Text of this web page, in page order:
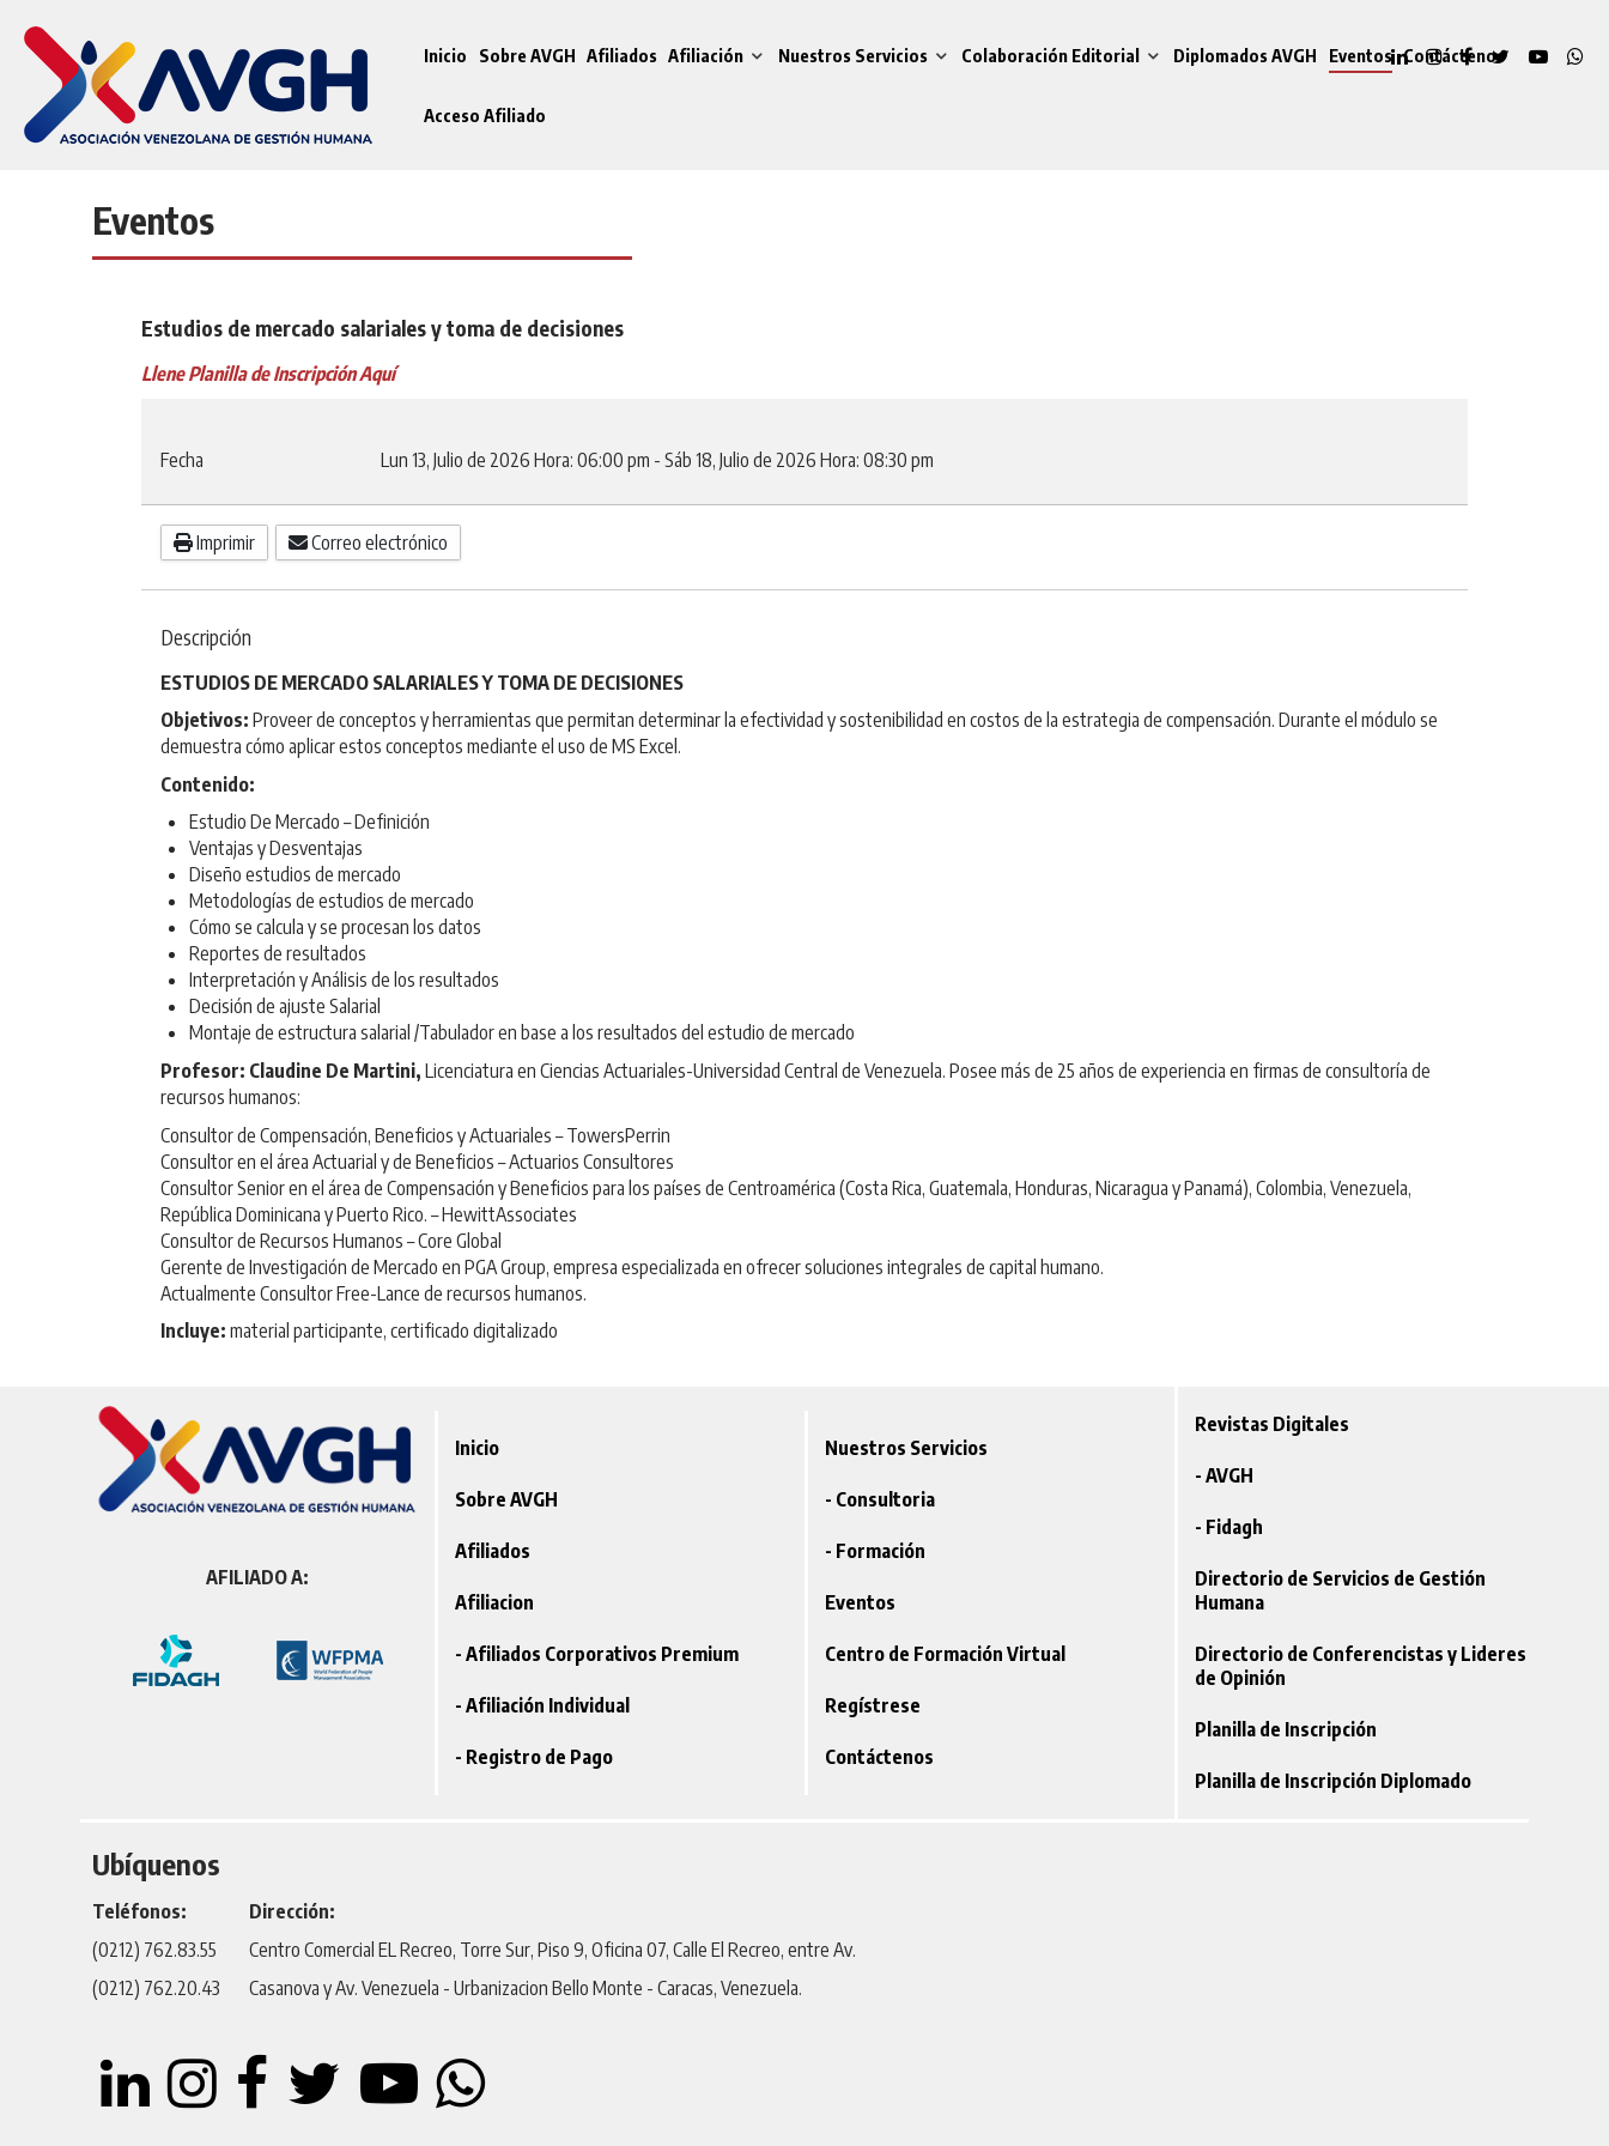
Inicio Sobre AVGH Afiliados Afiliación Nuestros Servicios Colaboración Editorial Diplomados AVGH Eventos Contáctenos
Acceso Afiliado
Eventos
Estudios de mercado salariales y toma de decisiones
Llene Planilla de Inscripción Aquí
Fecha Lun 13, Julio de 2026 Hora: 06:00 pm - Sáb 18, Julio de 2026 Hora: 08:30 pm
Imprimir Correo electrónico
Descripción
ESTUDIOS DE MERCADO SALARIALES Y TOMA DE DECISIONES
Objetivos: Proveer de conceptos y herramientas que permitan determinar la efectividad y sostenibilidad en costos de la estrategia de compensación. Durante el módulo se
demuestra cómo aplicar estos conceptos mediante el uso de MS Excel.
Contenido:
Estudio De Mercado – Definición
Ventajas y Desventajas
Diseño estudios de mercado
Metodologías de estudios de mercado
Cómo se calcula y se procesan los datos
Reportes de resultados
Interpretación y Análisis de los resultados
Decisión de ajuste Salarial
Montaje de estructura salarial /Tabulador en base a los resultados del estudio de mercado
Profesor: Claudine De Martini, Licenciatura en Ciencias Actuariales-Universidad Central de Venezuela. Posee más de 25 años de experiencia en firmas de consultoría de
recursos humanos:
Consultor de Compensación, Beneficios y Actuariales – TowersPerrin
Consultor en el área Actuarial y de Beneficios – Actuarios Consultores
Consultor Senior en el área de Compensación y Beneficios para los países de Centroamérica (Costa Rica, Guatemala, Honduras, Nicaragua y Panamá), Colombia, Venezuela,
República Dominicana y Puerto Rico. – HewittAssociates
Consultor de Recursos Humanos – Core Global
Gerente de Investigación de Mercado en PGA Group, empresa especializada en ofrecer soluciones integrales de capital humano.
Actualmente Consultor Free-Lance de recursos humanos.
Incluye: material participante, certificado digitalizado
AFILIADO A:
Inicio
Sobre AVGH
Afiliados
Afiliacion
- Afiliados Corporativos Premium
- Afiliación Individual
- Registro de Pago
Nuestros Servicios
- Consultoria
- Formación
Eventos
Centro de Formación Virtual
Regístrese
Contáctenos
Revistas Digitales
- AVGH
- Fidagh
Directorio de Servicios de Gestión
Humana
Directorio de Conferencistas y Lideres
de Opinión
Planilla de Inscripción
Planilla de Inscripción Diplomado
Ubíquenos
Teléfonos:
(0212) 762.83.55
(0212) 762.20.43
Dirección:
Centro Comercial EL Recreo, Torre Sur, Piso 9, Oficina 07, Calle El Recreo, entre Av.
Casanova y Av. Venezuela - Urbanizacion Bello Monte - Caracas, Venezuela.